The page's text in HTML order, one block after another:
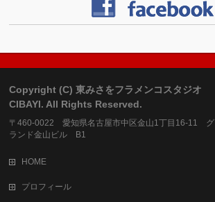
Copyright (C) 東みさをフラメンコスタジオ
CIBAYI. All Rights Reserved.
〒460-0022 愛知県名古屋市中区金山1丁目16-11 グ
ランド金山ビル B1
HOME
プロフィール